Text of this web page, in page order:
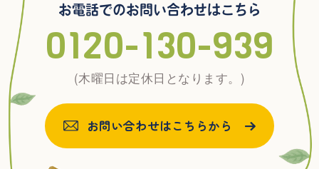
お電話でのお問い合わせはこちら
0120-130-939
(木曜日は定休日となります。)
お問い合わせはこちらから